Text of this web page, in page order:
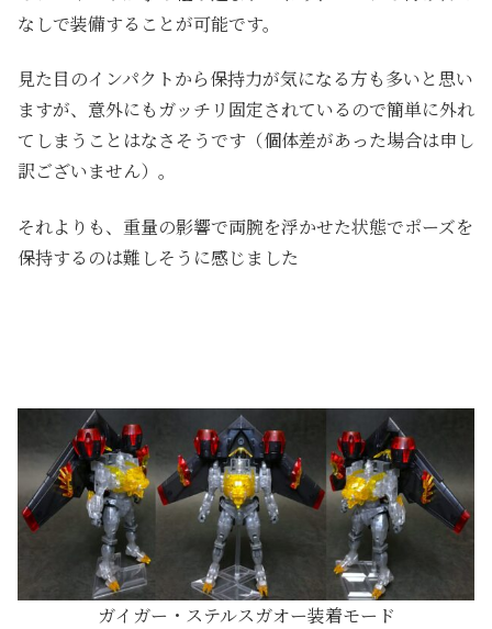
なしで装備することが可能です。
見た目のインパクトから保持力が気になる方も多いと思い
ますが、意外にもガッチリ固定されているので簡単に外れ
てしまうことはなさそうです（個体差があった場合は申し
訳ございません）。
それよりも、重量の影響で両腕を浮かせた状態でポーズを
保持するのは難しそうに感じました
ガイガー・ステルスガオー装着モード